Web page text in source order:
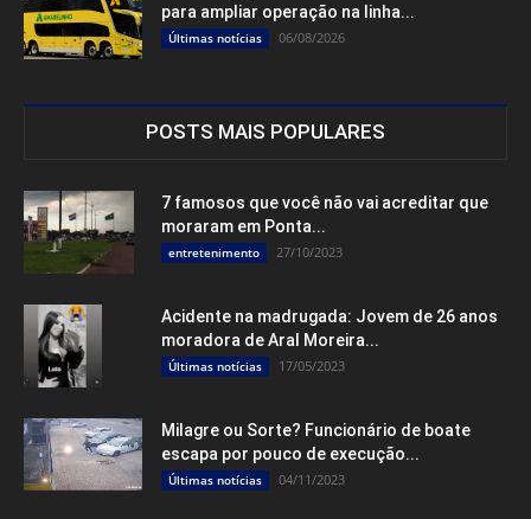
para ampliar operação na linha...
Últimas notícias 06/08/2026
POSTS MAIS POPULARES
7 famosos que você não vai acreditar que
moraram em Ponta...
entretenimento 27/10/2023
Acidente na madrugada: Jovem de 26 anos
moradora de Aral Moreira...
Últimas notícias 17/05/2023
Milagre ou Sorte? Funcionário de boate
escapa por pouco de execução...
Últimas notícias 04/11/2023